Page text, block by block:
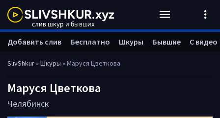
SlivShkur» Шкуры » Маруся Цветкова
Маруся Цветкова
Челябинск
Добавить слив Бесплатно Шкуры Бывшие С видео